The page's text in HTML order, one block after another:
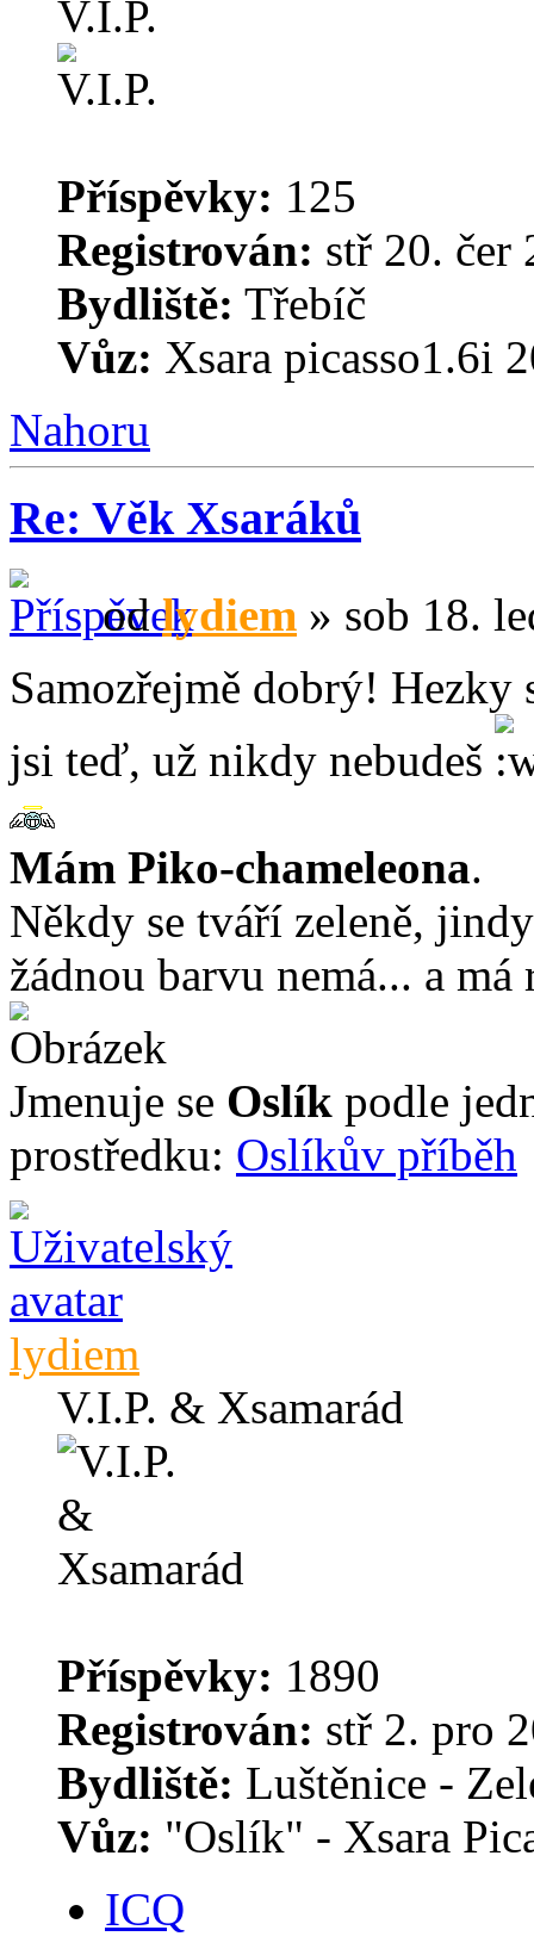
V.I.P.
Příspěvky: 125
Registrován: stř 20. čer
Bydliště: Třebíč
Vůz: Xsara picasso1.6i
Nahoru
Re: Věk Xsaráků
odlydiem » sob 18.
Samozřejmě dobrý!
jsi teď, už nikdy nebudeš
Mám Piko-chameleona.
Někdy se tváří zeleně,
žádnou barvu nemá... a
Jmenuje se Oslík podle
prostředku: Oslíkův příběh
lydiem
V.I.P. & Xsamarád
Příspěvky: 1890
Registrován: stř 2. pro
Bydliště: Luštěnice -
Vůz: "Oslík" - Xsara
ICQ